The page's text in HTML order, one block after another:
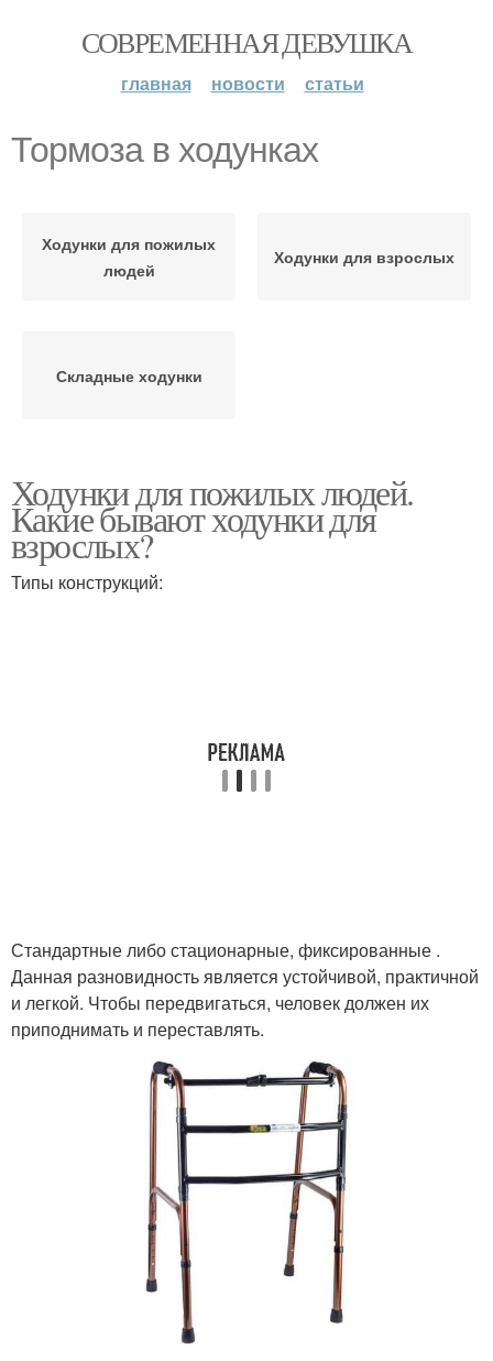
СОВРЕМЕННАЯ ДЕВУШКА
главная новости статьи
Тормоза в ходунках
Ходунки для пожилых
людей
Ходунки для взрослых
Складные ходунки
Ходунки для пожилых людей.
Какие бывают ходунки для
взрослых?
Типы конструкций:
Стандартные либо стационарные, фиксированные .
Данная разновидность является устойчивой, практичной
и легкой. Чтобы передвигаться, человек должен их
приподнимать и переставлять.